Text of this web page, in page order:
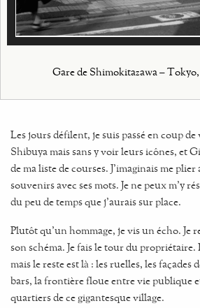
Gare de Shimokitazawa – Tokyo,
Les jours défilent, je suis passé en coup
Shibuya mais sans y voir leurs icônes, et
de ma liste de courses. J'imaginais me
souvenirs avec ses mots. Je ne peux m’y
du peu de temps que j’aurais sur place.
Plutôt qu'un hommage, je vis un écho. Je
son schéma. Je fais le tour du propriétaire.
mais le reste est là : les ruelles, les façades
bars, la frontière floue entre vie publique
quartiers de ce gigantesque village.